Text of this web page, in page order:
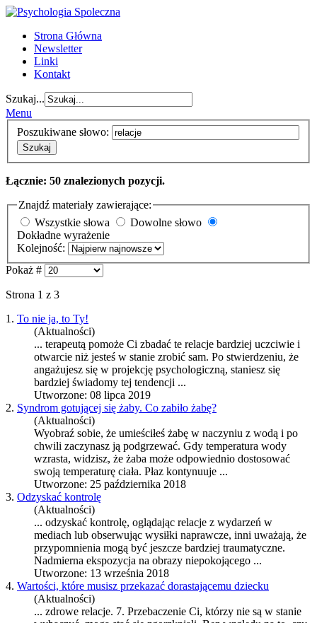
Strona Główna
Newsletter
Linki
Kontakt
Szukaj...
Menu
Poszukiwane słowo:
Szukaj
Łącznie: 50 znalezionych pozycji.
Znajdź materiały zawierające:
Wszystkie słowa
Dowolne słowo
Dokładne wyrażenie
Kolejność:
Pokaż #
Strona 1 z 3
1. To nie ja, to Ty!
(Aktualności)
... terapeutą pomoże Ci zbadać te relacje bardziej uczciwie i
otwarcie niż jesteś w stanie zrobić sam. Po stwierdzeniu, że
angażujesz się w projekcję psychologiczną, staniesz się
bardziej świadomy tej tendencji ...
Utworzone: 08 lipca 2019
2. Syndrom gotującej się żaby. Co zabiło żabę?
(Aktualności)
Wyobraź sobie, że umieściłeś żabę w naczyniu z wodą i po
chwili zaczynasz ją podgrzewać. Gdy temperatura wody
wzrasta, widzisz, że żaba może odpowiednio dostosować
swoją temperaturę ciała. Płaz kontynuuje ...
Utworzone: 25 października 2018
3. Odzyskać kontrolę
(Aktualności)
... odzyskać kontrolę, oglądając relacje z wydarzeń w
mediach lub obserwując wysiłki naprawcze, inni uważają, że
przypomnienia mogą być jeszcze bardziej traumatyczne.
Nadmierna ekspozycja na obrazy niepokojącego ...
Utworzone: 13 września 2018
4. Wartości, które musisz przekazać dorastającemu dziecku
(Aktualności)
... zdrowe relacje. 7. Przebaczenie Ci, którzy nie są w stanie